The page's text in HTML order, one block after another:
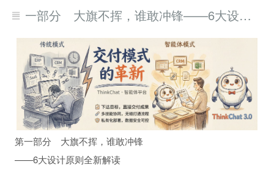
第一部分 大旗不挥，谁敢冲锋——6大设计原则全新解读
第一部分 大旗不挥，谁敢冲锋
——6大设计原则全新解读